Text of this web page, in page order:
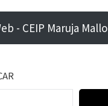
- CEIP Maruja Mallo